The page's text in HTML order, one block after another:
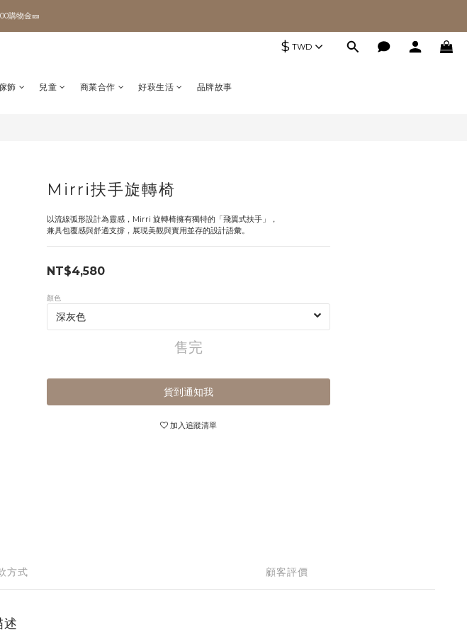
購物金🎫
購物金🎫
$ TWD
飾 兒童 商業合作 好萩生活 品牌故事
Mirri扶手旋轉椅
以流線弧形設計為靈感，Mirri 旋轉椅擁有獨特的「飛翼式扶手」，
兼具包覆感與舒適支撐，展現美觀與實用並存的設計語彙。
NT$4,580
顏色
售完
貨到通知我
加入追蹤清單
方式 顧客評價
述